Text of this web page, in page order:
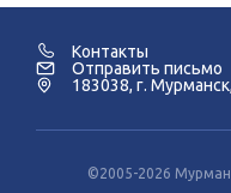
Контакты
Отправить письмо
183038, г.
©2005-2026